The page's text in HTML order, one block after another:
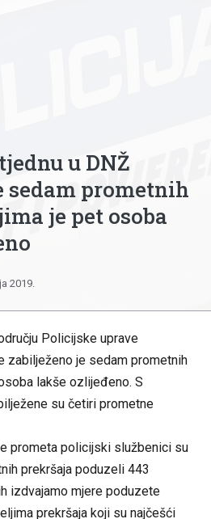
u DNŽ
sedam prometnih
je pet osoba
2019.
Policijske uprave
zabilježeno je sedam prometnih
lakše ozlijeđeno. S
su četiri prometne
prometa policijski službenici su
prekršaja poduzeli 443
izdvajamo mjere poduzete
prekršaja koji su najčešći